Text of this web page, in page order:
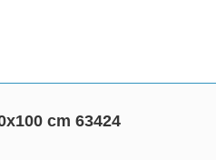
cm 63424